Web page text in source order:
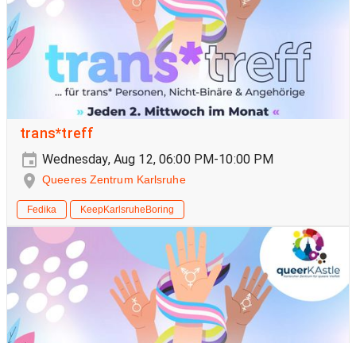
trans*treff
Wednesday, Aug 12, 06:00 PM-10:00 PM
Queeres Zentrum Karlsruhe
Fedika KeepKarlsruheBoring